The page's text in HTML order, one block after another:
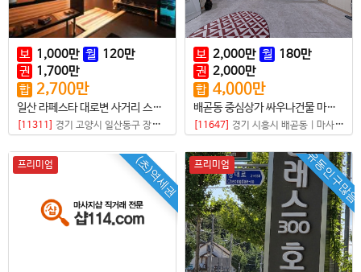
보 1,000만 월 120만
권 1,700만
합 2,700만
일산 라페스타 대로변 사거리 스웨디시샵
[11311] 경기 고양시 일산동구 장항동 마사지샵
보 2,000만 월 180만
권 2,000만
합 4,000만
배곧동 중심상가 싸우나건물 마사지샵 매매
[11647] 경기 시흥시 배곧동 마사지샵
(초)역세권
프리미엄 유동인구많음
프리미엄